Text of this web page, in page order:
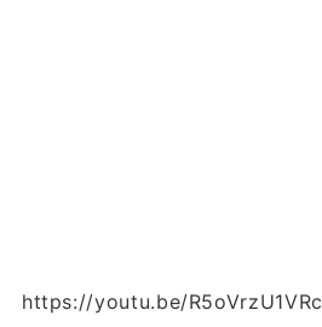
https://youtu.be/R5oVrzU1VRc